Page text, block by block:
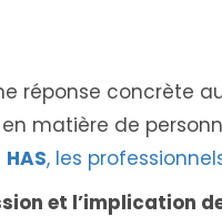
réponse concrète
matière de
HAS, les
et l’implication